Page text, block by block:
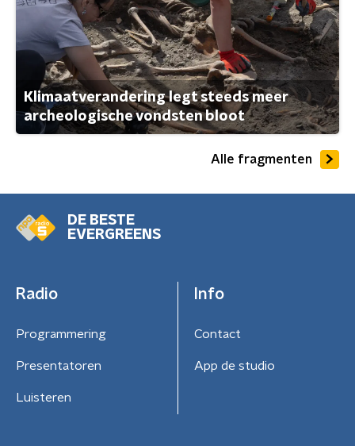
Klimaatverandering legt steeds meer
archeologische vondsten bloot
Alle fragmenten
DE BESTE
EVERGREENS
Radio
Programmering
Presentatoren
Luisteren
Info
Contact
App de studio